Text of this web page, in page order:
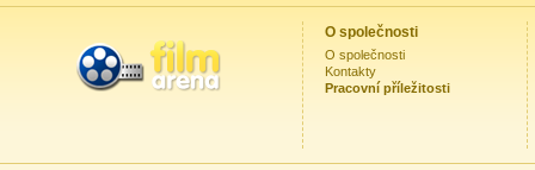
O společnosti
O společnosti
Kontakty
Pracovní příležitosti